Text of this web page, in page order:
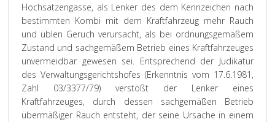
Hochsatzengasse, als Lenker des dem Kennzeichen nach
bestimmten Kombi mit dem Kraftfahrzeug mehr Rauch
und üblen Geruch verursacht, als bei ordnungsgemäßem
Zustand und sachgemäßem Betrieb eines Kraftfahrzeuges
unvermeidbar gewesen sei. Entsprechend der Judikatur
des Verwaltungsgerichtshofes (Erkenntnis vom 17.6.1981,
Zahl 03/3377/79) verstößt der Lenker eines
Kraftfahrzeuges, durch dessen sachgemäßen Betrieb
übermäßiger Rauch entsteht, der seine Ursache in einem